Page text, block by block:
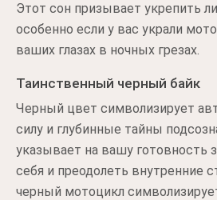
Этот сон призывает укрепить
особенно если у вас украли
ваших глазах в ночных грезах.
Таинственный черный байк
Черный цвет символизирует
силу и глубинные тайны
указывает на вашу готовность
себя и преодолеть внутренние
черный мотоцикл